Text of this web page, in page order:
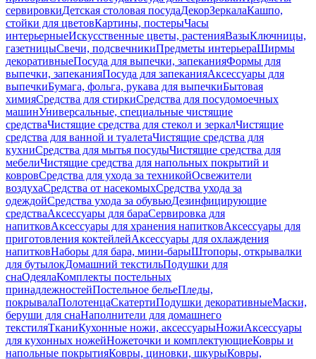
сервировкиДетская столовая посудаДекорЗеркалаКашпо,
стойки для цветовКартины, постерыЧасы
интерьерныеИскусственные цветы, растенияВазыКлючницы,
газетницыСвечи, подсвечникиПредметы интерьераШирмы
декоративныеПосуда для выпечки, запеканияФормы для
выпечки, запеканияПосуда для запеканияАксессуары для
выпечкиБумага, фольга, рукава для выпечкиБытовая
химияСредства для стиркиСредства для посудомоечных
машинУниверсальные, специальные чистящие
средстваЧистящие средства для стекол и зеркалЧистящие
средства для ванной и туалетаЧистящие средства для
кухниСредства для мытья посудыЧистящие средства для
мебелиЧистящие средства для напольных покрытий и
ковровСредства для ухода за техникойОсвежители
воздухаСредства от насекомыхСредства ухода за
одеждойСредства ухода за обувьюДезинфицирующие
средстваАксессуары для бараСервировка для
напитковАксессуары для хранения напитковАксессуары для
приготовления коктейлейАксессуары для охлаждения
напитковНаборы для бара, мини-барыШтопоры, открывалки
для бутылокДомашний текстильПодушки для
снаОдеялаКомплекты постельных
принадлежностейПостельное бельеПледы,
покрывалаПолотенцаСкатертиПодушки декоративныеМаски,
беруши для снаНаполнители для домашнего
текстиляТканиКухонные ножи, аксессуарыНожиАксессуары
для кухонных ножейНожеточки и комплектующиеКовры и
напольные покрытияКовры, циновки, шкурыКовры,